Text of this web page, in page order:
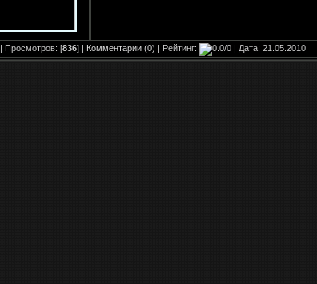
| Просмотров: [836] | Комментарии (0) | Рейтинг: | Дата: 21.05.2010